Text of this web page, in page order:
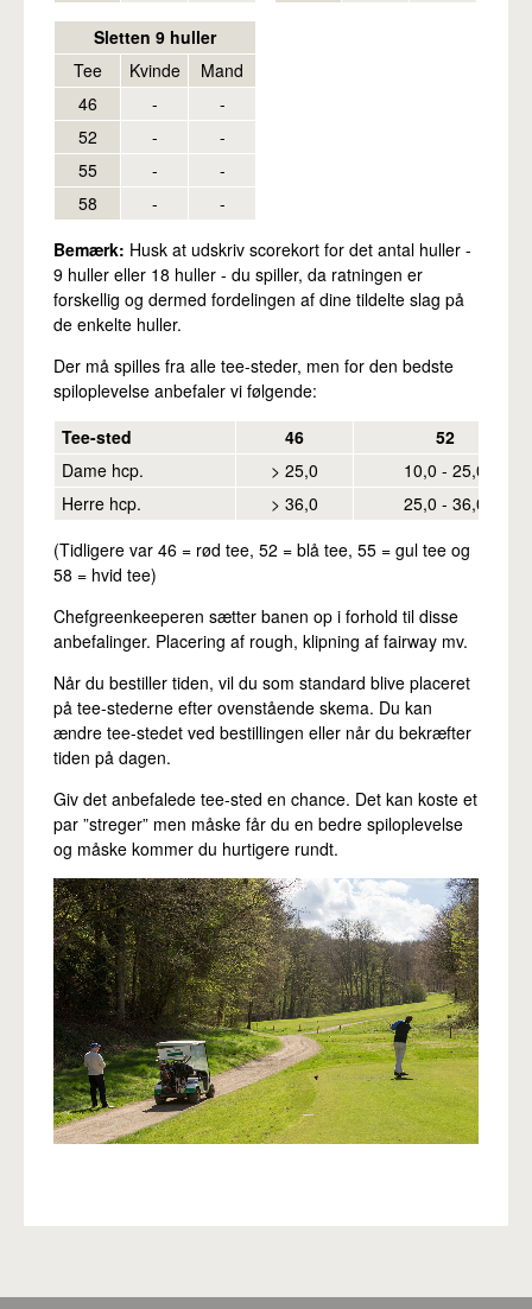
Sletten 9 huller
Tee
Kvinde
Mand
46
-
-
52
-
-
55
-
-
58
-
-
Bemærk: Husk at udskriv scorekort for det antal huller -
9 huller eller 18 huller - du spiller, da ratningen er
forskellig og dermed fordelingen af dine tildelte slag på
de enkelte huller.
Der må spilles fra alle tee-steder, men for den bedste
spiloplevelse anbefaler vi følgende:
Tee-sted
46
52
Dame hcp.
> 25,0
10,0 - 25,0
Herre hcp.
> 36,0
25,0 - 36,0
(Tidligere var 46 = rød tee, 52 = blå tee, 55 = gul tee og
58 = hvid tee)
Chefgreenkeeperen sætter banen op i forhold til disse
anbefalinger. Placering af rough, klipning af fairway mv.
Når du bestiller tiden, vil du som standard blive placeret
på tee-stederne efter ovenstående skema. Du kan
ændre tee-stedet ved bestillingen eller når du bekræfter
tiden på dagen.
Giv det anbefalede tee-sted en chance. Det kan koste et
par ”streger” men måske får du en bedre spiloplevelse
og måske kommer du hurtigere rundt.